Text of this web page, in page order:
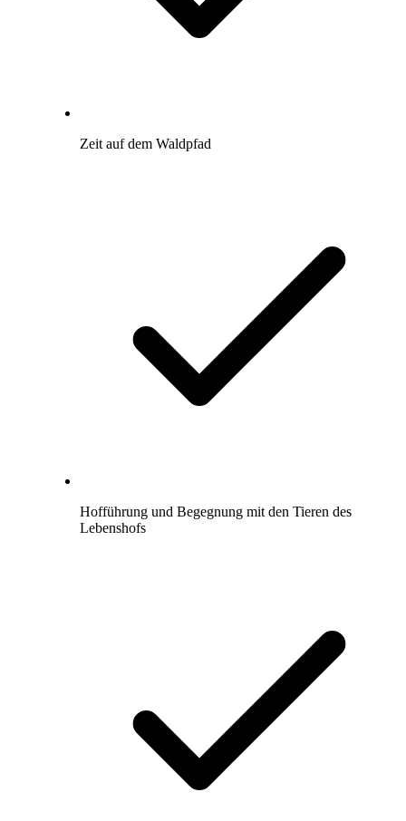
Zeit auf dem Waldpfad
Hofführung und Begegnung mit den Tieren des
Lebenshofs